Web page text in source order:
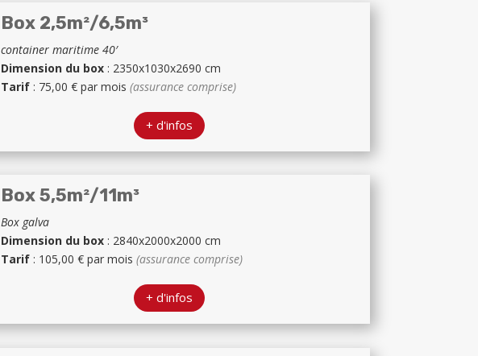
Box 2,5m²/6,5m³
container maritime 40′
Dimension du box: 2350x1030x2690 cm
Tarif: 75,00 € par mois (assurance comprise)
+ d'infos
Box 5,5m²/11m³
Box galva
Dimension du box: 2840x2000x2000 cm
Tarif: 105,00 € par mois (assurance comprise)
+ d'infos